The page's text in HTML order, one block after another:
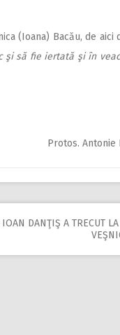
(Ioana) Bacău, de aici
şi să fie iertată şi în
Protos. Antonie
DANŢIŞ A TRECUT LA